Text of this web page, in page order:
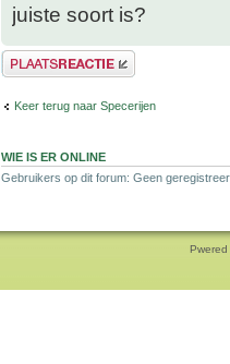
juiste soort is?
Plaats een reactie
Keer terug naar Specerijen
WIE IS ER ONLINE
Gebruikers op dit forum: Geen